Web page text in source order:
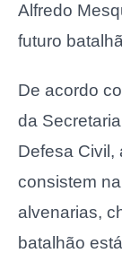
Alfredo
futuro
De acordo
da
Defesa Civil,
consistem
alvenarias,
batalhão